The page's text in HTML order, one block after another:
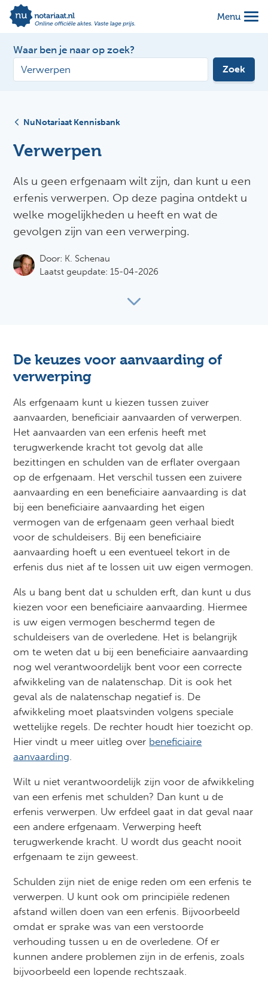
Menu
Waar ben je naar op zoek?
Zoek
NuNotariaat Kennisbank
Verwerpen
Als u geen erfgenaam wilt zijn, dan kunt u een
erfenis verwerpen. Op deze pagina ontdekt u
welke mogelijkheden u heeft en wat de
gevolgen zijn van een verwerping.
Door: K. Schenau
Laatst geupdate: 15-04-2026
De keuzes voor aanvaarding of
verwerping
Als erfgenaam kunt u kiezen tussen zuiver
aanvaarden, beneficiair aanvaarden of verwerpen.
Het aanvaarden van een erfenis heeft met
terugwerkende kracht tot gevolg dat alle
bezittingen en schulden van de erflater overgaan
op de erfgenaam. Het verschil tussen een zuivere
aanvaarding en een beneficiaire aanvaarding is dat
bij een beneficiaire aanvaarding het eigen
vermogen van de erfgenaam geen verhaal biedt
voor de schuldeisers. Bij een beneficiaire
aanvaarding hoeft u een eventueel tekort in de
erfenis dus niet af te lossen uit uw eigen vermogen.
Als u bang bent dat u schulden erft, dan kunt u dus
kiezen voor een beneficiaire aanvaarding. Hiermee
is uw eigen vermogen beschermd tegen de
schuldeisers van de overledene. Het is belangrijk
om te weten dat u bij een beneficiaire aanvaarding
nog wel verantwoordelijk bent voor een correcte
afwikkeling van de nalatenschap. Dit is ook het
geval als de nalatenschap negatief is. De
afwikkeling moet plaatsvinden volgens speciale
wettelijke regels. De rechter houdt hier toezicht op.
Hier vindt u meer uitleg over beneficiaire
aanvaarding.
Wilt u niet verantwoordelijk zijn voor de afwikkeling
van een erfenis met schulden? Dan kunt u de
erfenis verwerpen. Uw erfdeel gaat in dat geval naar
een andere erfgenaam. Verwerping heeft
terugwerkende kracht. U wordt dus geacht nooit
erfgenaam te zijn geweest.
Schulden zijn niet de enige reden om een erfenis te
verwerpen. U kunt ook om principiële redenen
afstand willen doen van een erfenis. Bijvoorbeeld
omdat er sprake was van een verstoorde
verhouding tussen u en de overledene. Of er
kunnen andere problemen zijn in de erfenis, zoals
bijvoorbeeld een lopende rechtszaak.